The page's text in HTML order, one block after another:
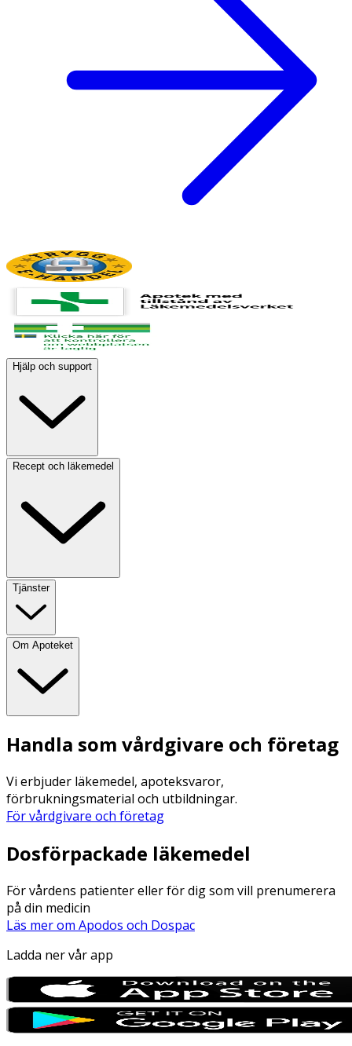
Hjälp och support
Recept och läkemedel
Tjänster
Om Apoteket
Handla som vårdgivare och företag
Vi erbjuder läkemedel, apoteksvaror,
förbrukningsmaterial och utbildningar.
För vårdgivare och företag
Dosförpackade läkemedel
För vårdens patienter eller för dig som vill prenumerera
på din medicin
Läs mer om Apodos och Dospac
Ladda ner vår app